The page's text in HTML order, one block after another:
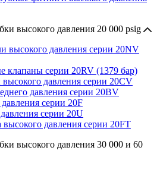
высокого давления 20 000 psig
высокого давления серии 20NV
клапаны серии 20RV (1379 бар)
давления серии 20CV
давления серии 20BV
серии 20F
серии 20U
давления серии 20FT
высокого давления 30 000 и 60